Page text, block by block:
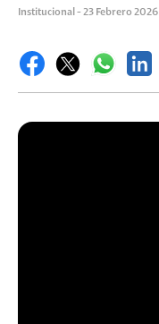
Institucional - 23 Febrero 2026